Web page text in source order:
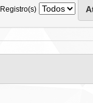
Registro(s)